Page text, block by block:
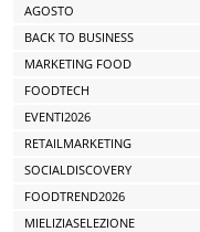
AGOSTO
BACK TO BUSINESS
MARKETING FOOD
FOODTECH
EVENTI2026
RETAILMARKETING
SOCIALDISCOVERY
FOODTREND2026
MIELIZIASELEZIONE